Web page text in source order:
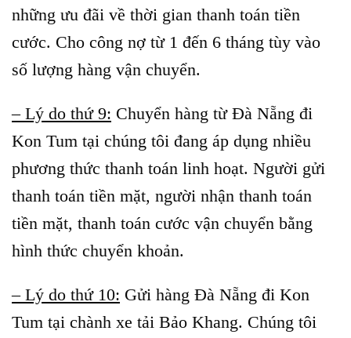
những ưu đãi về thời gian thanh toán tiền
cước. Cho công nợ từ 1 đến 6 tháng tùy vào
số lượng hàng vận chuyển.
– Lý do thứ 9: Chuyển hàng từ Đà Nẵng đi
Kon Tum tại chúng tôi đang áp dụng nhiều
phương thức thanh toán linh hoạt. Người gửi
thanh toán tiền mặt, người nhận thanh toán
tiền mặt, thanh toán cước vận chuyển bằng
hình thức chuyển khoản.
– Lý do thứ 10: Gửi hàng Đà Nẵng đi Kon
Tum tại chành xe tải Bảo Khang. Chúng tôi